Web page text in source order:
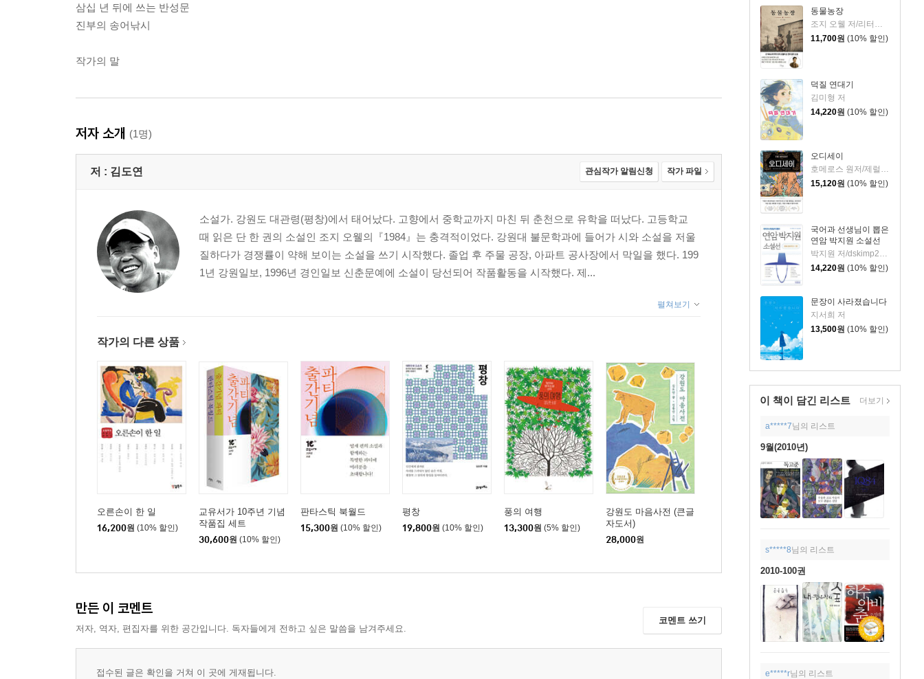
동물농장
조지 오웰 저/리터링크 역
11,700원 (10% 할인)
덕질 연대기
김미형 저
14,220원 (10% 할인)
오디세이
호메로스 원저/제럴딘 매코크런 글/김재용 역/장시은 감수
15,120원 (10% 할인)
국어과 선생님이 뽑은
연암 박지원 소설선
14,220원 (10% 할인)
문장이 사라졌습니다
지서희 저
13,500원 (10% 할인)
이 책이 담긴 리스트 더보기
a*****7님의 리스트
9월(2010년)
s*****8님의 리스트
2010-100권
e*****r님의 리스트
삼십 년 뒤에 쓰는 반성문
진부의 송어낚시
작가의 말
저자 소개 (1명)
저 : 김도연 관심작가 알림신청 작가 파일
소설가. 강원도 대관령(평창)에서 태어났다. 고향에서 중학교까지 마친 뒤 춘천으로 유학을 떠났다. 고등학교
때 읽은 단 한 권의 소설인 조지 오웰의『1984』는 충격적이었다. 강원대 불문학과에 들어가 시와 소설을 저울
질하다가 경쟁률이 약해 보이는 소설을 쓰기 시작했다. 졸업 후 주물 공장, 아파트 공사장에서 막일을 했다. 199
1년 강원일보, 1996년 경인일보 신춘문예에 소설이 당선되어 작품활동을 시작했다. 제...
펼쳐보기
작가의 다른 상품
오른손이 한 일
16,200원 (10% 할인)
교유서가 10주년 기념
작품집 세트
30,600원 (10% 할인)
판타스틱 북월드
15,300원 (10% 할인)
평창
19,800원 (10% 할인)
풍의 여행
13,300원 (5% 할인)
강원도 마음사전 (큰글
자도서)
28,000원
만든 이 코멘트
저자, 역자, 편집자를 위한 공간입니다. 독자들에게 전하고 싶은 말씀을 남겨주세요.
코멘트 쓰기
접수된 글은 확인을 거쳐 이 곳에 게재됩니다.